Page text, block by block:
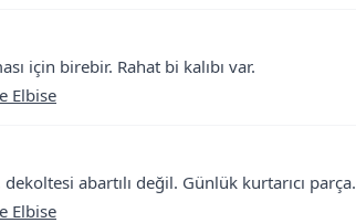
için birebir. Rahat bi kalıbı var.
Elbise
abartılı değil. Günlük kurtarıcı parça.
Elbise